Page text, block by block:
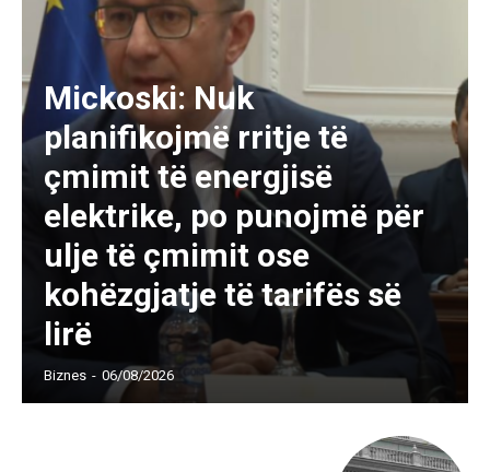
Mickoski: Nuk
planifikojmë rritje të
çmimit të energjisë
elektrike, po punojmë për
ulje të çmimit ose
kohëzgjatje të tarifës së
lirë
Biznes - 06/08/2026